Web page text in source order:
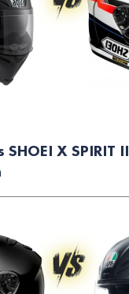
X SPIRIT II